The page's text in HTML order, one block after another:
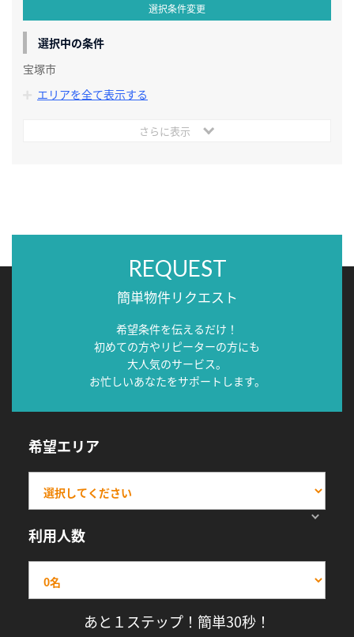
選択条件変更
選択中の条件
宝塚市
エリアを全て表示する
さらに表示
REQUEST
簡単物件リクエスト
希望条件を伝えるだけ！
初めての方やリピーターの方にも
大人気のサービス。
お忙しいあなたをサポートします。
希望エリア
利用人数
あと１ステップ！簡単30秒！